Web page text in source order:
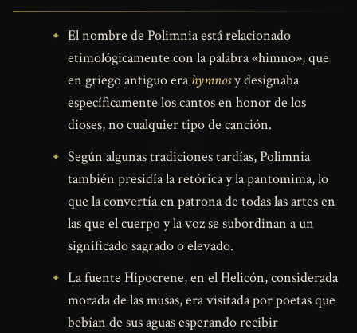
El nombre de Polimnia está relacionado
etimológicamente con la palabra «himno», que
en griego antiguo erahymnosy designaba
específicamente los cantos en honor de los
dioses, no cualquier tipo de canción.
Según algunas tradiciones tardías, Polimnia
también presidía la retórica y la pantomima, lo
que la convertía en patrona de todas las artes en
las que el cuerpo y la voz se subordinan a un
significado sagrado o elevado.
La fuente Hipocrene, en el Helicón, considerada
morada de las musas, era visitada por poetas que
bebían de sus aguas esperando recibir